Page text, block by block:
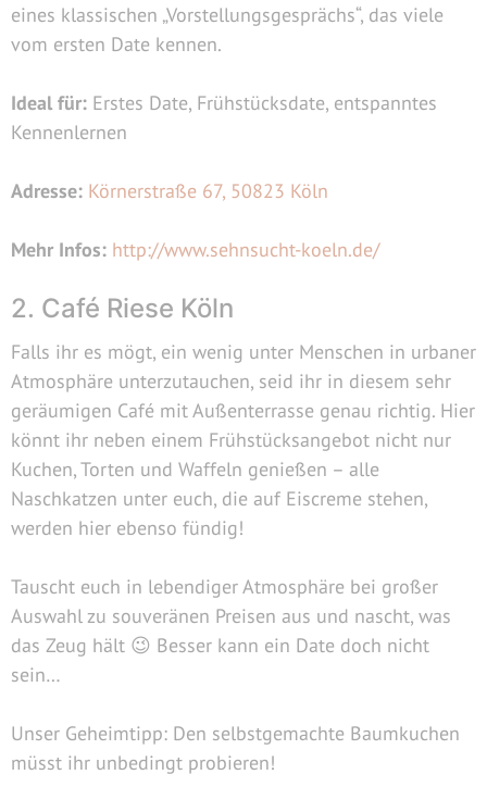
eines klassischen „Vorstellungsgesprächs“, das viele
vom ersten Date kennen.
Ideal für: Erstes Date, Frühstücksdate, entspanntes
Kennenlernen
Adresse: Körnerstraße 67, 50823 Köln
Mehr Infos: http://www.sehnsucht-koeln.de/
2. Café Riese Köln
Falls ihr es mögt, ein wenig unter Menschen in urbaner
Atmosphäre unterzutauchen, seid ihr in diesem sehr
geräumigen Café mit Außenterrasse genau richtig. Hier
könnt ihr neben einem Frühstücksangebot nicht nur
Kuchen, Torten und Waffeln genießen – alle
Naschkatzen unter euch, die auf Eiscreme stehen,
werden hier ebenso fündig!
Tauscht euch in lebendiger Atmosphäre bei großer
Auswahl zu souveränen Preisen aus und nascht, was
das Zeug hält 😉 Besser kann ein Date doch nicht
sein…
Unser Geheimtipp: Den selbstgemachte Baumkuchen
müsst ihr unbedingt probieren!